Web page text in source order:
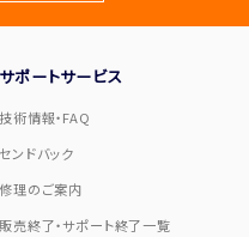
サポートサービス
技術情報・FAQ
センドバック
修理のご案内
販売終了・サポート終了一覧